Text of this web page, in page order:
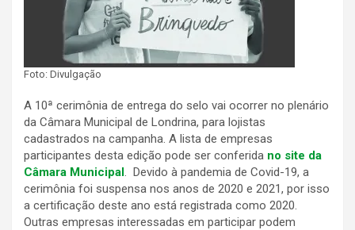
Foto: Divulgação
A 10ª cerimônia de entrega do selo vai ocorrer no plenário
da Câmara Municipal de Londrina, para lojistas
cadastrados na campanha. A lista de empresas
participantes desta edição pode ser conferida no site da
Câmara Municipal. Devido à pandemia de Covid-19, a
cerimônia foi suspensa nos anos de 2020 e 2021, por isso
a certificação deste ano está registrada como 2020.
Outras empresas interessadas em participar podem